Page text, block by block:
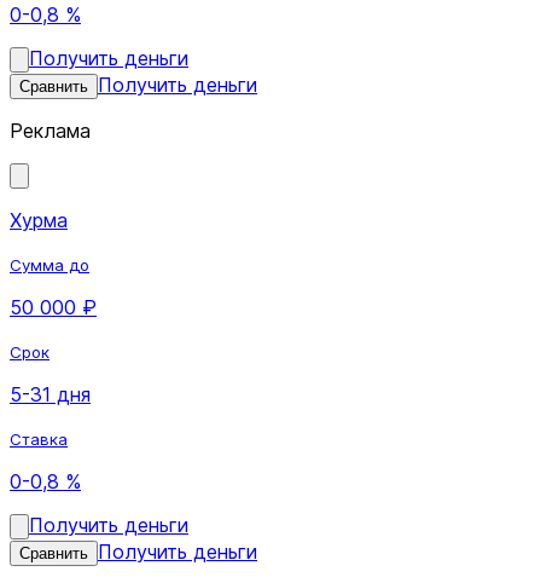
0-0,8 %
Получить деньги
Сравнить Получить деньги
Реклама
Хурма
Сумма до
50 000 ₽
Срок
5-31 дня
Ставка
0-0,8 %
Получить деньги
Сравнить Получить деньги